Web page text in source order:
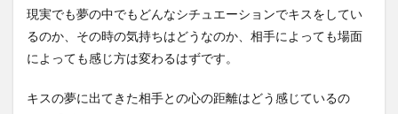
現実でも夢の中でもどんなシチュエーションでキスをしてい
るのか、その時の気持ちはどうなのか、相手によっても場面
によっても感じ方は変わるはずです。
キスの夢に出てきた相手との心の距離はどう感じているの